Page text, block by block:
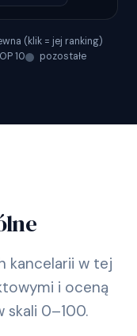
(klik = jej ranking)
10 pozostałe
kancelarii w tej
i oceną
skali 0–100.